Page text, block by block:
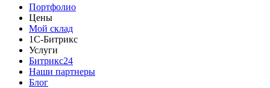
Портфолио
Цены
Мой склад
1С-Битрикс
Услуги
Битрикс24
Наши партнеры
Блог